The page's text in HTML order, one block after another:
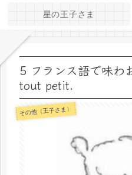
星の王子さま
5 フランス語で味わ
tout petit.
その他（王子さま）